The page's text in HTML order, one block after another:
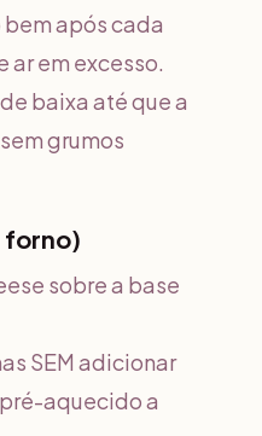
após cada
ar em excesso.
baixa até que a
grumos
forno)
sobre a base
SEM adicionar
aquecido a